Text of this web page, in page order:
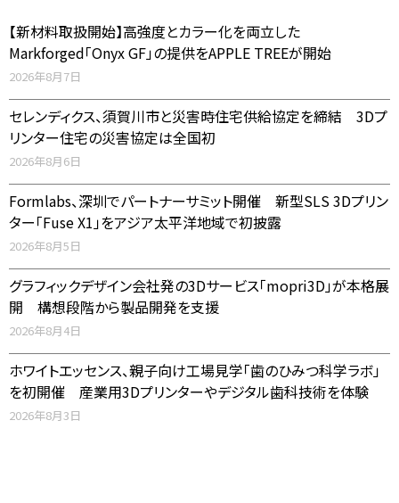
【新材料取扱開始】高強度とカラー化を両立した
Markforged「Onyx GF」の提供をAPPLE TREEが開始
2026年8月7日
セレンディクス、須賀川市と災害時住宅供給協定を締結 3Dプ
リンター住宅の災害協定は全国初
2026年8月6日
Formlabs、深圳でパートナーサミット開催 新型SLS 3Dプリン
ター「Fuse X1」をアジア太平洋地域で初披露
2026年8月5日
グラフィックデザイン会社発の3Dサービス「mopri3D」が本格展
開 構想段階から製品開発を支援
2026年8月4日
ホワイトエッセンス、親子向け工場見学「歯のひみつ科学ラボ」
を初開催 産業用3Dプリンターやデジタル歯科技術を体験
2026年8月3日